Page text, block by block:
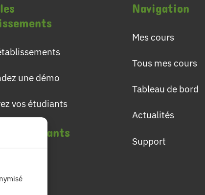
une démo
vos étudiants
les étudiants
Navigation
Mes cours
Tous mes cours
Tableau de bord
Actualités
Support